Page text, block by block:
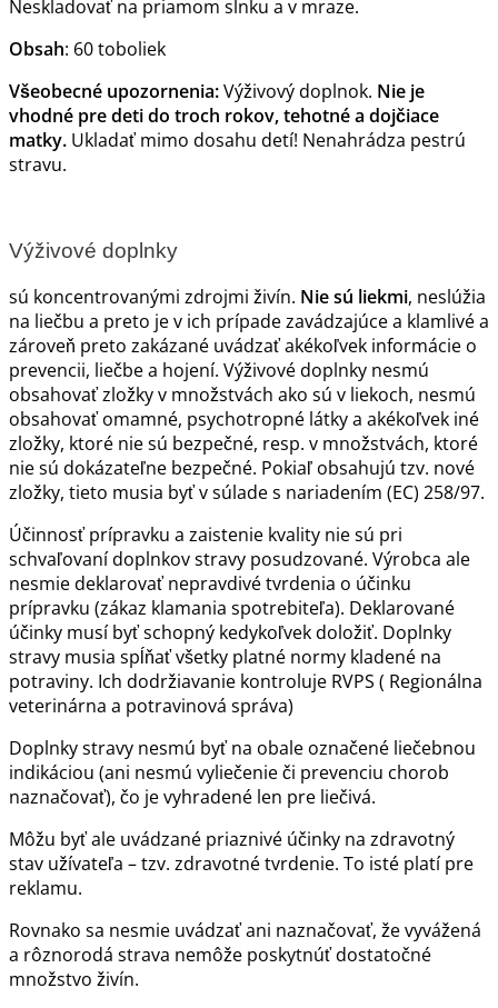
Neskladovať na priamom slnku a v mraze.
Obsah: 60 toboliek
Všeobecné upozornenia:Výživový doplnok. Nie je
vhodné pre deti do troch rokov, tehotné a dojčiace
matky. Ukladať mimo dosahu detí! Nenahrádza pestrú
stravu.
Výživové doplnky
sú koncentrovanými zdrojmi živín. Nie sú liekmi, neslúžia
na liečbu a preto je v ich prípade zavádzajúce a klamlivé a
zároveň preto zakázané uvádzať akékoľvek informácie o
prevencii, liečbe a hojení. Výživové doplnky nesmú
obsahovať zložky v množstvách ako sú v liekoch, nesmú
obsahovať omamné, psychotropné látky a akékoľvek iné
zložky, ktoré nie sú bezpečné, resp. v množstvách, ktoré
nie sú dokázateľne bezpečné. Pokiaľ obsahujú tzv. nové
zložky, tieto musia byť v súlade s nariadením (EC) 258/97.
Účinnosť prípravku a zaistenie kvality nie sú pri
schvaľovaní doplnkov stravy posudzované. Výrobca ale
nesmie deklarovať nepravdivé tvrdenia o účinku
prípravku (zákaz klamania spotrebiteľa). Deklarované
účinky musí byť schopný kedykoľvek doložiť. Doplnky
stravy musia spĺňať všetky platné normy kladené na
potraviny. Ich dodržiavanie kontroluje RVPS ( Regionálna
veterinárna a potravinová správa)
Doplnky stravy nesmú byť na obale označené liečebnou
indikáciou (ani nesmú vyliečenie či prevenciu chorob
naznačovať), čo je vyhradené len pre liečivá.
Môžu byť ale uvádzané priaznivé účinky na zdravotný
stav užívateľa – tzv. zdravotné tvrdenie. To isté platí pre
reklamu.
Rovnako sa nesmie uvádzať ani naznačovať, že vyvážená
a rôznorodá strava nemôže poskytnúť dostatočné
množstvo živín.